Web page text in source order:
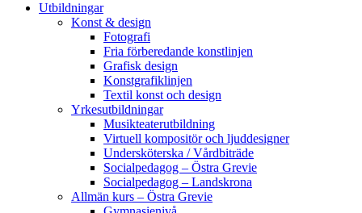
Utbildningar
Konst & design
Fotografi
Fria förberedande konstlinjen
Grafisk design
Konstgrafiklinjen
Textil konst och design
Yrkesutbildningar
Musikteaterutbildning
Virtuell kompositör och ljuddesigner
Undersköterska / Vårdbiträde
Socialpedagog – Östra Grevie
Socialpedagog – Landskrona
Allmän kurs – Östra Grevie